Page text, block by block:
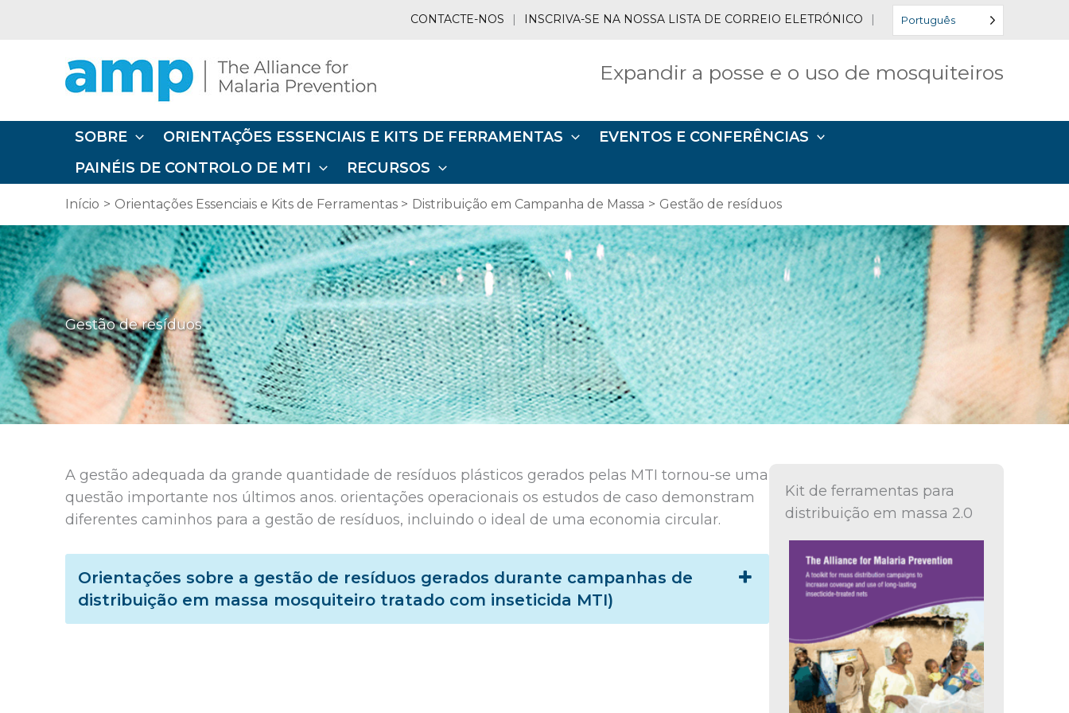
CONTACTE-NOS | INSCRIVA-SE NA NOSSA LISTA DE CORREIO ELETRÓNICO | Português
Expandir a posse e o uso de mosquiteiros
SOBRE ORIENTAÇÕES ESSENCIAIS E KITS DE FERRAMENTAS
EVENTOS E CONFERÊNCIAS
PAINÉIS DE CONTROLO DE MTI
RECURSOS
Início Orientações Essenciais e Kits de Ferramentas Distribuição em Campanha de Massa Gestão de resíduos
Gestão de resíduos
A gestão adequada da grande quantidade de resíduos plásticos gerados pelas MTI tornou-se uma
questão importante nos últimos anos. orientações operacionais os estudos de caso demonstram
diferentes caminhos para a gestão de resíduos, incluindo o ideal de uma economia circular.
Orientações sobre a gestão de resíduos gerados durante campanhas de
distribuição em massa mosquiteiro tratado com inseticida MTI)
Kit de ferramentas para
distribuição em massa 2.0